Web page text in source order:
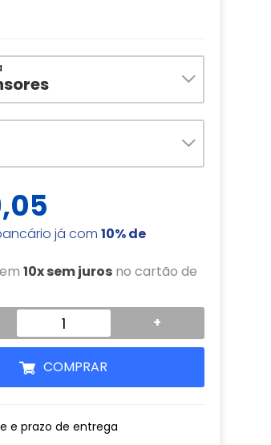
já com 10% de
10x sem jurosno cartão de
+
COMPRAR
e prazo de entrega